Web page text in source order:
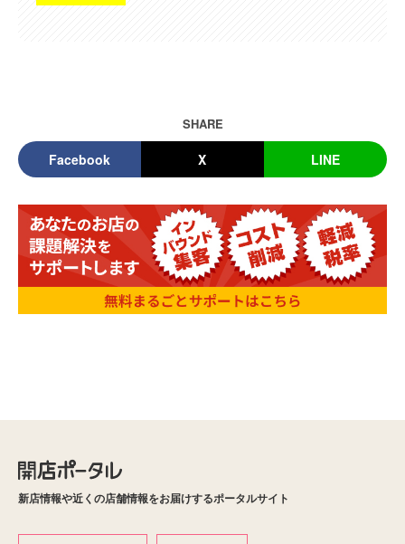
SHARE
Facebook X LINE
新店情報や近くの店舗情報をお届けするポータルサイト